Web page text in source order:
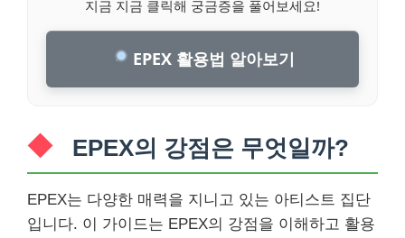
지금 지금 클릭해 궁금증을 풀어보세요!
EPEX 활용법 알아보기
EPEX의 강점은 무엇일까?
EPEX는 다양한 매력을 지니고 있는 아티스트 집단
입니다. 이 가이드는 EPEX의 강점을 이해하고 활용